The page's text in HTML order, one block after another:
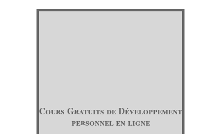
Cours Gratuits de Développement
personnel en ligne